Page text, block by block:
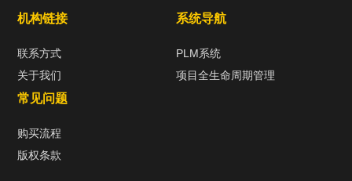
机构链接
联系方式
关于我们
系统导航
PLM系统
项目全生命周期管理
常见问题
购买流程
版权条款